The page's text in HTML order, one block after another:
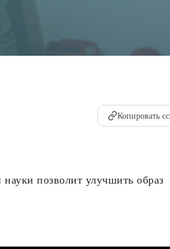
Копировать
позволит улучшить образ